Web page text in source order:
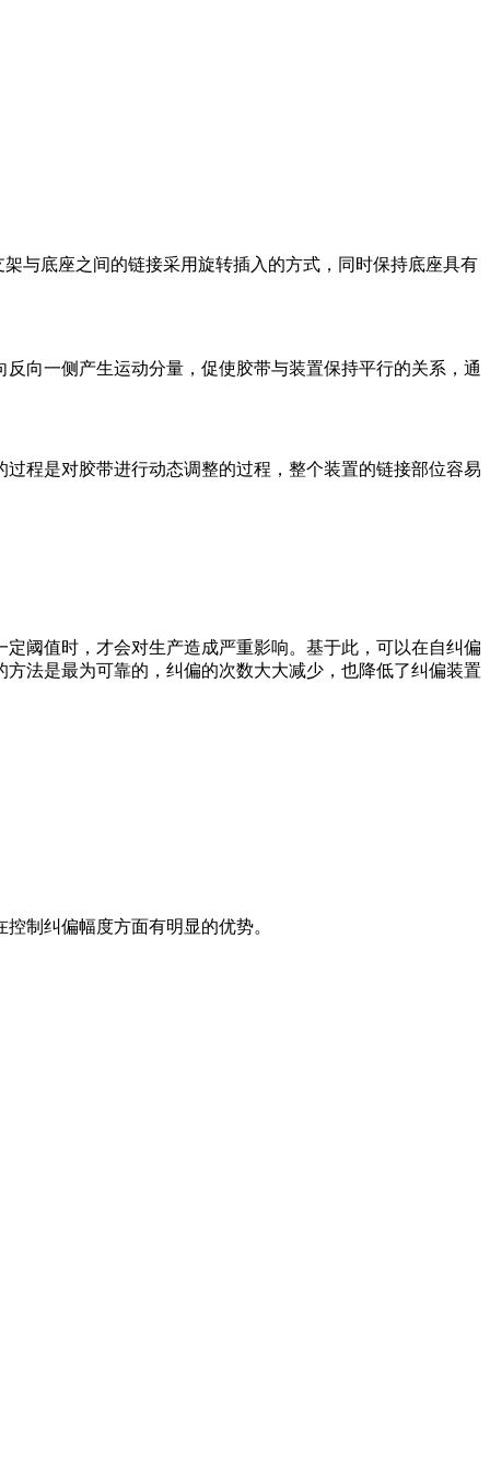
与底座之间的链接采用旋转插入的方式，同时保持底座具有
向一侧产生运动分量，促使胶带与装置保持平行的关系，通
程是对胶带进行动态调整的过程，整个装置的链接部位容易
阈值时，才会对生产造成严重影响。基于此，可以在自纠偏
法是最为可靠的，纠偏的次数大大减少，也降低了纠偏装置
制纠偏幅度方面有明显的优势。